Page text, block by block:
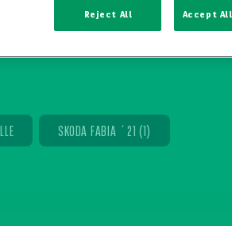
SKODA FABIA ´21 (1)
Reject All Accept